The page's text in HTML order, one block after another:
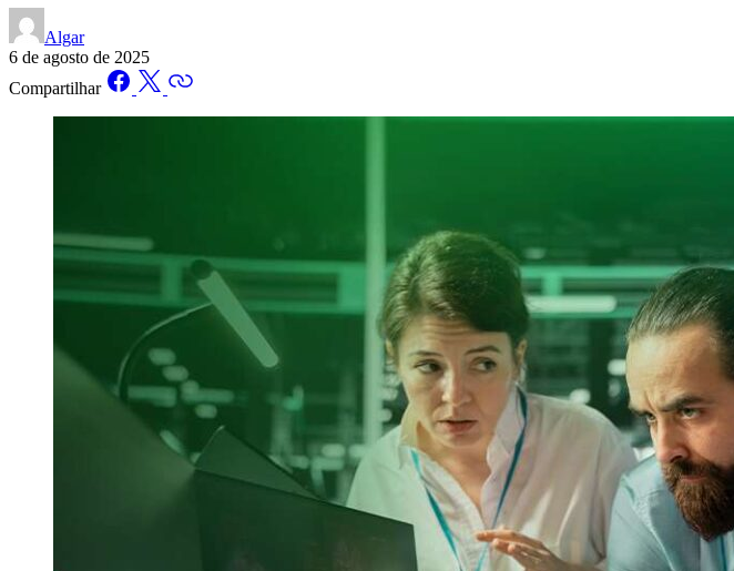
Algar
6 de agosto de 2025
Compartilhar